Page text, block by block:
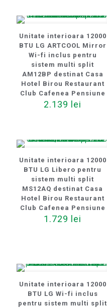
Unitate interioara 12000
BTU LG ARTCOOL Mirror
Wi-fi inclus pentru
sistem multi split
AM12BP destinat Casa
Hotel Birou Restaurant
Club Cafenea Pensiune
2.139 lei
Unitate interioara 12000
BTU LG Libero pentru
sistem multi split
MS12AQ destinat Casa
Hotel Birou Restaurant
Club Cafenea Pensiune
1.729 lei
Unitate interioara 12000
BTU LG Wi-fi inclus
pentru sistem multi split